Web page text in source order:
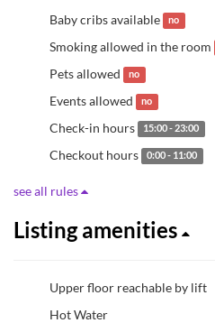
Baby cribs available no
Smoking allowed in the room
Pets allowed no
Events allowed no
Check-in hours 15:00 - 23:00
Checkout hours 0:00 - 11:00
see all rules
Listing amenities
Upper floor reachable by lift
Hot Water